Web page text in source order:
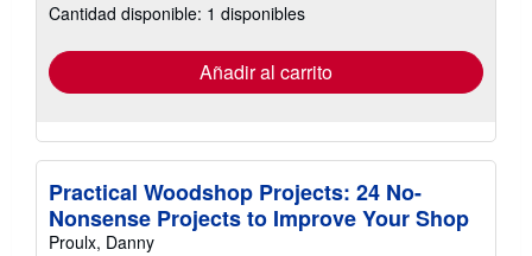
las
tarifas
envío
Cantidad disponible: 1 disponibles
Añadir al carrito
Practical Woodshop Projects: 24 No-
Nonsense Projects to Improve Your Shop
Proulx, Danny